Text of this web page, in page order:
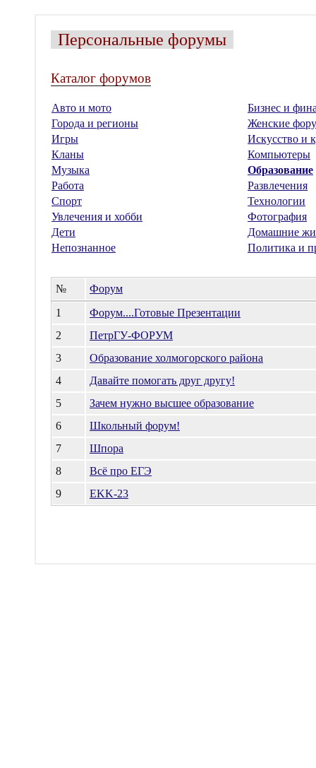
Персональные форумы
Каталог форумов
Авто и мото
Бизнес и
Города и регионы
Женские
Игры
Искусство и
Кланы
Компьютеры
Музыка
Образование
Работа
Развлечения
Спорт
Технологии
Увлечения и хобби
Фотография
Дети
Домашние
Непознанное
Политика и
№
Форум
1
Форум....Готовые Презентации
2
ПетрГУ-ФОРУМ
3
Образование холмогорского района
4
Давайте помогать друг другу!
5
Зачем нужно высшее образование
6
Школьный форум!
7
Шпора
8
Всё про ЕГЭ
9
EKK-23